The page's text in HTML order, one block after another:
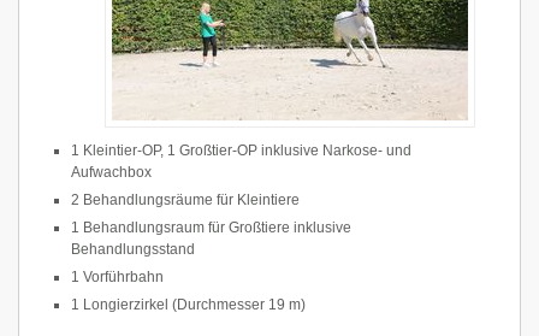
1 Kleintier-OP, 1 Großtier-OP inklusive Narkose- und
Aufwachbox
2 Behandlungsräume für Kleintiere
1 Behandlungsraum für Großtiere inklusive
Behandlungsstand
1 Vorführbahn
1 Longierzirkel (Durchmesser 19 m)